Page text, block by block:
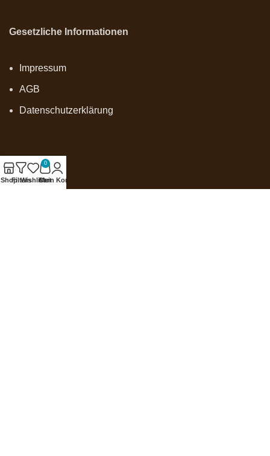
Gesetzliche Informationen
Impressum
AGB
Datenschutzerklärung
Onlineshop
ShopFiltersWishlist
0
Cart
Mein Konto